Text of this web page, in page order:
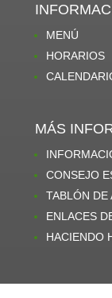
MENÚ
HORARIOS
MÁS
CONSEJO
TABLÓN DE
ENLACES
HACIENDO